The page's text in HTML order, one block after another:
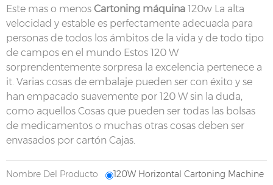
Este mas o menos Cartoning máquina 120w La alta
velocidad y estable es perfectamente adecuada para
personas de todos los ámbitos de la vida y de todo tipo
de campos en el mundo Estos 120 W
sorprendentemente sorpresa la excelencia pertenece a
it. Varias cosas de embalaje pueden ser con éxito y se
han empacado suavemente por 120 W sin la duda,
como aquellos Cosas que pueden ser todas las bolsas
de medicamentos o muchas otras cosas deben ser
envasados por cartón Cajas.
Nombre Del Producto 120W Horizontal Cartoning Machine